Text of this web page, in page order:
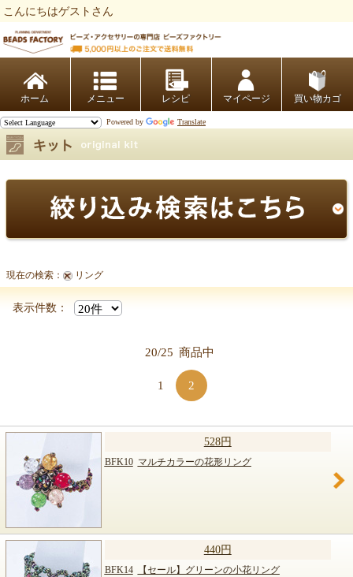
こんにちはゲストさん
ホーム レシピ マイページ 買い物カゴ
Powered by Translate
現在の検索： リング
表示件数：
20/25 商品中
1 2
528円
BFK10 マルチカラーの花形リング
440円
BFK14 【セール】グリーンの小花リング